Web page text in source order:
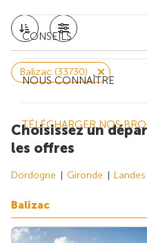
CONSEILS
NOUS CONNAÎTRE
TÉLÉCHARGER NOS
Balizac (33730)
Choisissez un
les offres
Dordogne Gironde Landes
Balizac